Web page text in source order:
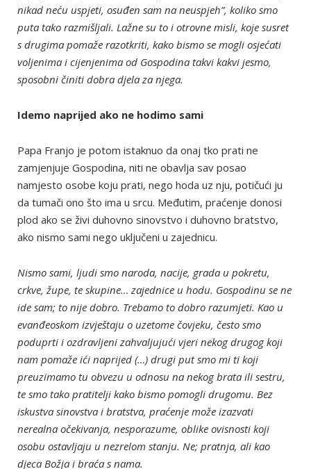
nikad neću uspjeti, osuđen sam na neuspjeh”, koliko smo
puta tako razmišljali. Lažne su to i otrovne misli, koje susret
s drugima pomaže razotkriti, kako bismo se mogli osjećati
voljenima i cijenjenima od Gospodina takvi kakvi jesmo,
sposobni činiti dobra djela za njega.
Idemo naprijed ako ne hodimo sami
Papa Franjo je potom istaknuo da onaj tko prati ne
zamjenjuje Gospodina, niti ne obavlja sav posao
namjesto osobe koju prati, nego hoda uz nju, potičući ju
da tumači ono što ima u srcu. Međutim, praćenje donosi
plod ako se živi duhovno sinovstvo i duhovno bratstvo,
ako nismo sami nego uključeni u zajednicu.
Nismo sami, ljudi smo naroda, nacije, grada u pokretu,
crkve, župe, te skupine… zajednice u hodu. Gospodinu se ne
ide sam; to nije dobro. Trebamo to dobro razumjeti. Kao u
evanđeoskom izvještaju o uzetome čovjeku, često smo
poduprti i ozdravljeni zahvaljujući vjeri nekog drugog koji
nam pomaže ići naprijed (…) drugi put smo mi ti koji
preuzimamo tu obvezu u odnosu na nekog brata ili sestru,
te smo tako pratitelji kako bismo pomogli drugomu. Bez
iskustva sinovstva i bratstva, praćenje može izazvati
nerealna očekivanja, nesporazume, oblike ovisnosti koji
osobu ostavljaju u nezrelom stanju. Ne; pratnja, ali kao
djeca Božja i braća s nama.